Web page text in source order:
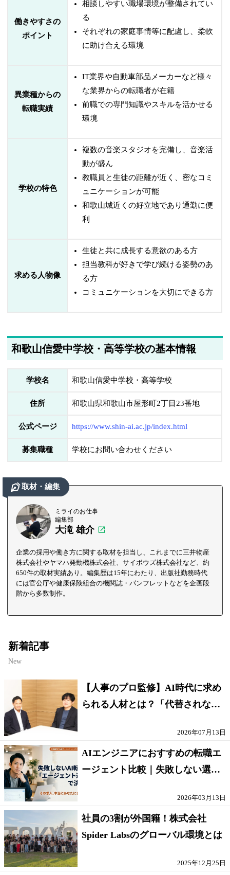
働きやすさの
ポイント
相談しやすい職場環境が整備されてい
る
それぞれの家庭事情等に配慮し、柔軟
に助け合える環境
異業種からの
転職実績
IT業界や自動車部品メーカーなど様々
な業界からの転職者が在籍
前職での専門知識やスキルを活かせる
環境
学校の特色
複数の音楽スタジオを完備し、音楽活
動が盛ん
教職員と生徒の距離が近く、密なコミ
ュニケーションが可能
和歌山城近くの好立地であり通勤に便
利
求める人物像
生徒と共に成長する意欲のある方
担当教科が好きで学び続ける姿勢のあ
る方
コミュニケーションを大切にできる方
和歌山信愛中学校・高等学校の基本情報
学校名 和歌山信愛中学校・高等学校
住所 和歌山県和歌山市屋形町2丁目23番地
公式ページ https://www.shin-ai.ac.jp/index.html
募集職種 学校にお問い合わせください
取材・編集
ミライのお仕事
編集部
大滝 雄介
企業の採用や働き方に関する取材を担当し、これまでに三井物産
株式会社やヤマハ発動機株式会社、サイボウズ株式会社など、約
650件の取材実績あり。編集歴は15年にわたり、出版社勤務時代
には官公庁や健康保険組合の機関誌・パンフレットなどを企画段
階から多数制作。
新着記事
New
【人事のプロ監修】AI時代に求め
られる人材とは？「代替されない
2026年07月13日
AIエンジニアにおすすめの転職エ
ージェント比較｜失敗しない選び
2026年03月13日
社員の3割が外国籍！株式会社
Spider Labsのグローバル環境とは
2025年12月25日